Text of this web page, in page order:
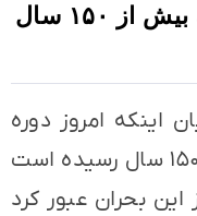
دوره انتظار خرید مسکن به بیش از ۱۵۰ سال
اینکه امروز دوره
انتظار خرید مسکن به بیش از ۱۵۰ سال رسیده است
بحران عبور کرد